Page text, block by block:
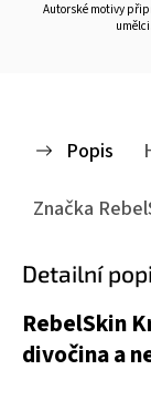
Autorské motivy
umělci.
Popis
Značka
Detailní
RebelSkin
divočina a